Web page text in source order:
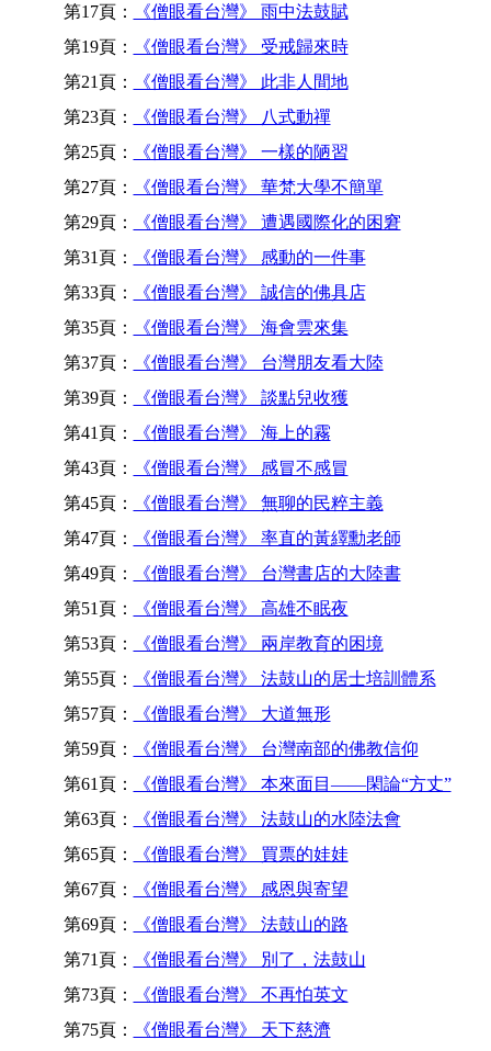
第17頁：
《僧眼看台灣》 雨中法鼓賦
第19頁：
《僧眼看台灣》 受戒歸來時
第21頁：
《僧眼看台灣》 此非人間地
第23頁：
《僧眼看台灣》 八式動禪
第25頁：
《僧眼看台灣》 一樣的陋習
第27頁：
《僧眼看台灣》 華梵大學不簡單
第29頁：
《僧眼看台灣》 遭遇國際化的困窘
第31頁：
《僧眼看台灣》 感動的一件事
第33頁：
《僧眼看台灣》 誠信的佛具店
第35頁：
《僧眼看台灣》 海會雲來集
第37頁：
《僧眼看台灣》 台灣朋友看大陸
第39頁：
《僧眼看台灣》 談點兒收獲
第41頁：
《僧眼看台灣》 海上的霧
第43頁：
《僧眼看台灣》 感冒不感冒
第45頁：
《僧眼看台灣》 無聊的民粹主義
第47頁：
《僧眼看台灣》 率直的黃繹勳老師
第49頁：
《僧眼看台灣》 台灣書店的大陸書
第51頁：
《僧眼看台灣》 高雄不眠夜
第53頁：
《僧眼看台灣》 兩岸教育的困境
第55頁：
《僧眼看台灣》 法鼓山的居士培訓體系
第57頁：
《僧眼看台灣》 大道無形
第59頁：
《僧眼看台灣》 台灣南部的佛教信仰
第61頁：
《僧眼看台灣》 本來面目——閑論“方丈”
第63頁：
《僧眼看台灣》 法鼓山的水陸法會
第65頁：
《僧眼看台灣》 買票的娃娃
第67頁：
《僧眼看台灣》 感恩與寄望
第69頁：
《僧眼看台灣》 法鼓山的路
第71頁：
《僧眼看台灣》 別了，法鼓山
第73頁：
《僧眼看台灣》 不再怕英文
第75頁：
《僧眼看台灣》 天下慈濟